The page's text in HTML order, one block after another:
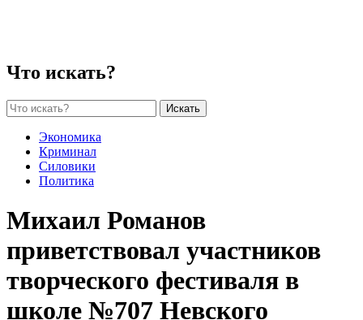
Что искать?
Искать
Экономика
Криминал
Силовики
Политика
Михаил Романов
приветствовал участников
творческого фестиваля в
школе №707 Невского